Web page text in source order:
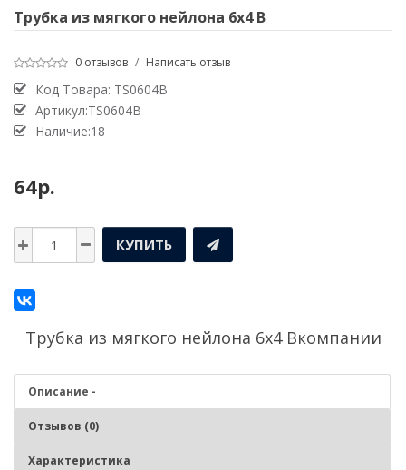
Трубка из мягкого нейлона 6х4 B
0 отзывов / Написать отзыв
Код Товара: TS0604B
Артикул:TS0604B
Наличие:18
64р.
КУПИТЬ
Трубка из мягкого нейлона 6х4 Bкомпании
Описание -
Отзывов (0)
Характеристика